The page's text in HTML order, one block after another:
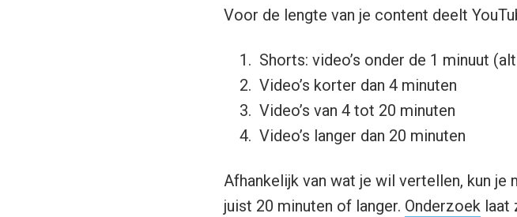
Voor de lengte van je content deelt
Shorts: video’s onder de 1 minuut
Video’s korter dan 4 minuten
Video’s van 4 tot 20 minuten
Video’s langer dan 20 minuten
Afhankelijk van wat je wil vertellen, kun je
juist 20 minuten of langer. Onderzoeklaat